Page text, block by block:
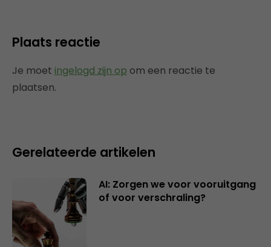
Plaats reactie
Je moet ingelogd zijn op om een reactie te
plaatsen.
Gerelateerde artikelen
AI: Zorgen we voor vooruitgang
of voor verschraling?